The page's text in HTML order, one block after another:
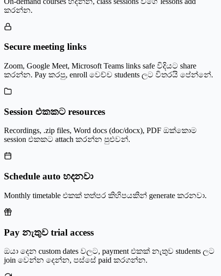
කරන්න.
Secure meeting links
Zoom, Google Meet, Microsoft Teams links safe විදියට share
කරන්න. Pay කරපු, enroll වෙච්ච students ලට විතරයි පේන්නේ.
Session එකකට resources
Recordings, .zip files, Word docs (doc/docx), PDF ඔක්කොම
session එකකට attach කරන්න පුළුවන්.
Schedule auto හදනවා
Monthly timetable එකක් තත්පර කිහිපයකින් generate කරනවා.
Pay නැතුව trial access
ඔයා දෙන custom dates වලට, payment එකක් නැතුව students ලට
join වෙන්න දෙන්න, පස්සේ paid කරගන්න.